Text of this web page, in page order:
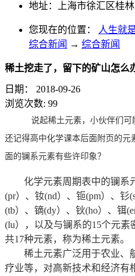
地址：上海市徐汇区桂
您现在的位置： 人生就
综合新闻 → 综合新闻
稀土挖走了，留下的矿山怎么
日期：
2018-09-26
浏览次数: 99
说起稀土元素，小伙伴们
还记得高中化学课本后面附页的
面的镧系元素有些许印象？
化学元素周期表中的镧系
(pr）、钕(nd）、钷(pm）、钐
(tb）、镝(dy）、钬(ho）、铒
(lu），以及与镧系的15个元
共17种元素，称为稀土元素。
稀土元素广泛用于农业、
疗业等，对高新技术和经济有